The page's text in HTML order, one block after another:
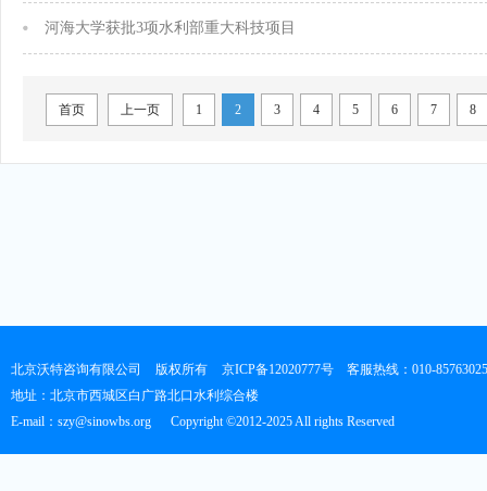
河海大学获批3项水利部重大科技项目
首页 上一页 1 2 3 4 5 6 7 8
北京沃特咨询有限公司 版权所有 京ICP备12020777号 客服热线：010-85763025
地址：北京市西城区白广路北口水利综合楼
E-mail：szy@sinowbs.org
Copyright ©2012-2025 All rights Reserved